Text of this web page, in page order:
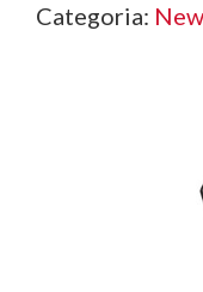
Categoria: